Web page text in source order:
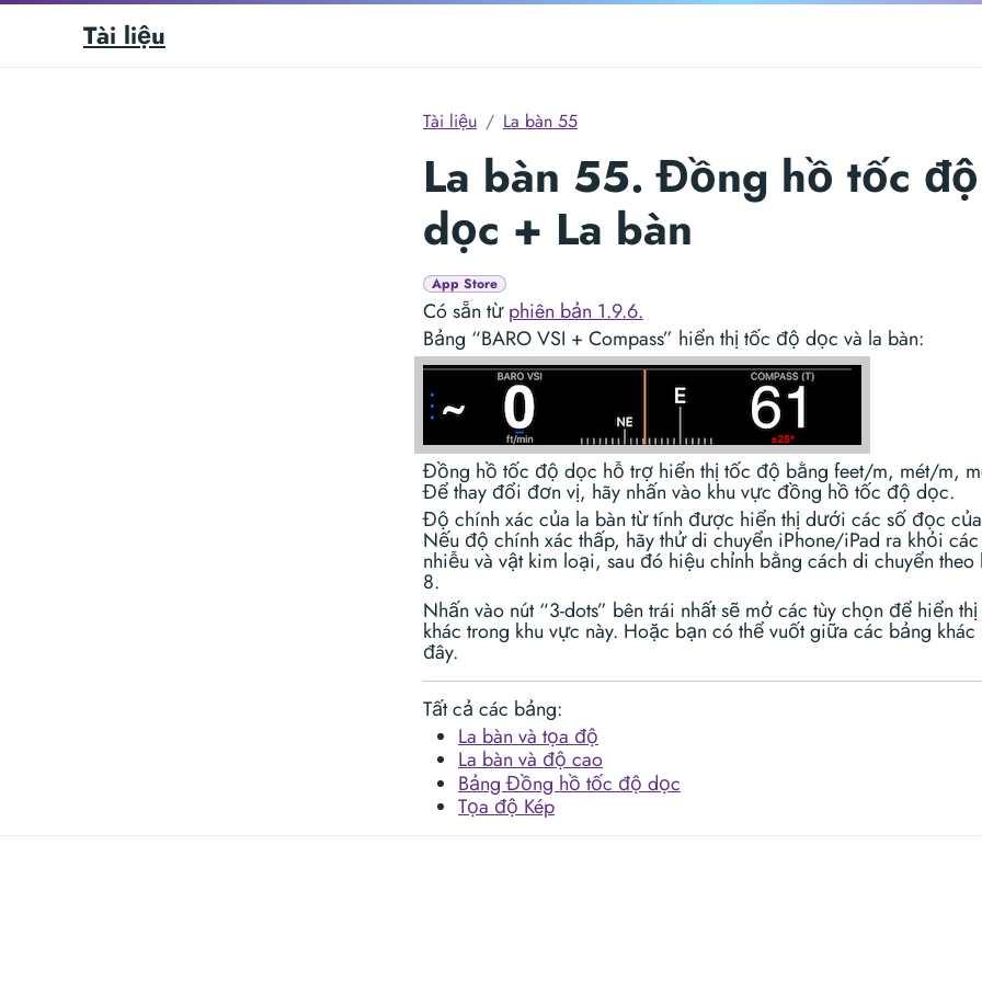
Tài liệu
Tài liệu La bàn 55
La bàn 55. Đồng hồ tốc độ
dọc + La bàn
App Store
Có sẵn từphiên bản 1.9.6.
Bảng “BARO VSI + Compass” hiển thị tốc độ dọc và la bàn:
Đồng hồ tốc độ dọc hỗ trợ hiển thị tốc độ bằng feet/m, mét/m,
Để thay đổi đơn vị, hãy nhấn vào khu vực đồng hồ tốc độ dọc.
Độ chính xác của la bàn từ tính được hiển thị dưới các số đọc
Nếu độ chính xác thấp, hãy thử di chuyển iPhone/iPad ra khỏi
nhiễu và vật kim loại, sau đó hiệu chỉnh bằng cách di chuyển theo
8.
Nhấn vào nút “3-dots” bên trái nhất sẽ mở các tùy chọn để hiển
khác trong khu vực này. Hoặc bạn có thể vuốt giữa các bảng khác
đây.
Tất cả các bảng:
La bàn và tọa độ
La bàn và độ cao
Bảng Đồng hồ tốc độ dọc
Tọa độ Kép